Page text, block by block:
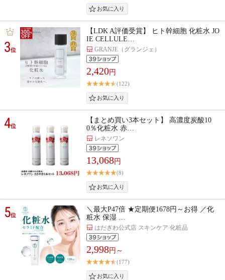
3位
【LDK A評価受賞】 ヒト幹細胞 化粧水 JO
IE CELLULE…
GRANJE（グランジェ）
2,420円
(122)
4位
【まとめ買い3本セット】 高濃度炭酸10
0％化粧水 赤…
レネソワン
13,068円
(8)
5位
＼最大P47倍 ★定期便1678円～お得 ／化
粧水 保湿 …
はだぎわ公式店 スキンケア 化粧品
2,998円～
(177)